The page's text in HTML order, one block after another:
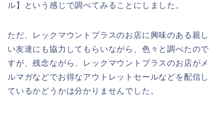
ル】という感じで調べてみることにしました。
ただ、レックマウントプラスのお店に興味のある親し
い友達にも協力してもらいながら、色々と調べたので
すが、残念ながら、レックマウントプラスのお店がメ
ルマガなどでお得なアウトレットセールなどを配信し
ているかどうかは分かりませんでした。